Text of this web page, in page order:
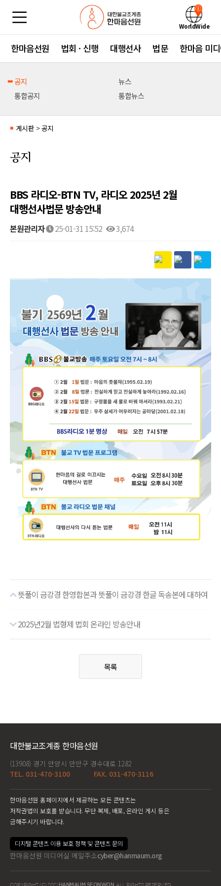
WorldWide
한마음선원 법회 · 신행 대행선사 법문 한마음 미
공지
뉴스
통합공지
통합뉴스
■ 게시판 >공지
공지
BBS 라디오-BTN TV, 라디오 2025년 2월
대행선사법문 방송안내
본원관리자 25-01-31 15:52 3,674
뜻풀이 금강경 한영합본과 뜻풀이 금강경 한글 독송본에 대하여
2025년2월 법형제 법회 온라인 방송안내
목록
대한불교조계종 한마음선원
(13908) 경기 안양시 만안구 경수대로 1282
TEL. 031-470-3100
FAX. 031-470-3116
한마음선원 홈페이지에서 제공하는 모든 콘텐츠는
저작권법의 보호를 받습니다. 무단 복제, 배포, 온라인 게시 등은
금해주시기 바랍니다.
디지털 콘텐츠 이용 보호 정책 및 콘텐츠 문의
한마음선원 미디어실 메일주소cyber@hanmaum.org
COPYRIGHT (C) 2021 HANMAUM SEONWON . ALL RIGHTS RESERVED.